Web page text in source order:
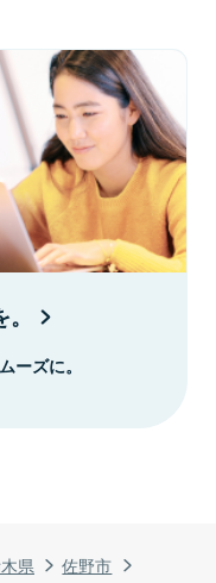
県
佐野市
ーズに。